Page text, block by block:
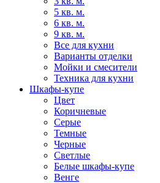
5 кв. м.
6 кв. м.
9 кв. м.
Все для кухни
Варианты отделки
Мойки и смесители
Техника для кухни
Шкафы-купе
Цвет
Коричневые
Серые
Темные
Черные
Светлые
Белые шкафы-купе
Венге